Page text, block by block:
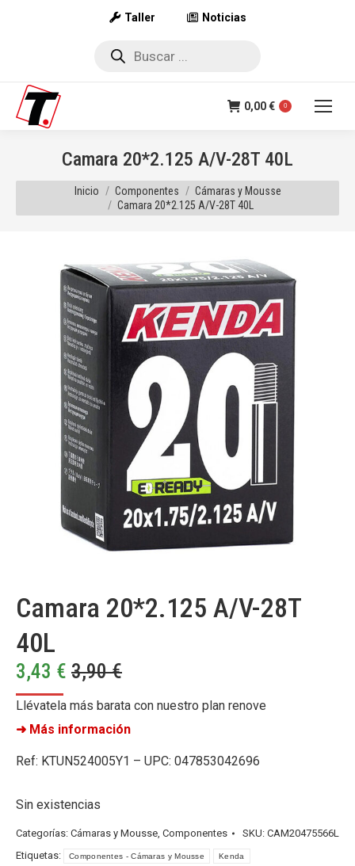
Taller Noticias
Búsqueda
0,00€ 0
Camara 20*2.125 A/V-28T 40L
Estás aquí:
Inicio Componentes
Cámaras y Mousse
Camara 20*2.125 A/V-28T 40L
Camara 20*2.125 A/V-28T
40L
3,43 € 3,90€
Llévatela más barata con nuestro plan renove
➜ Más información
Ref: KTUN524005Y1 – UPC: 047853042696
Sin existencias
Categorías: Cámaras y Mousse, Componentes SKU: CAM20475566L
Etiquetas:
Componentes - Cámaras y Mousse Kenda